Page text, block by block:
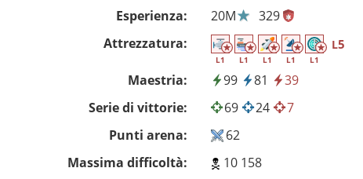
Esperienza:
20M
329
Attrezzatura:
L1 L1 L1 L1 L1
L5
Maestria: 99 81
39
Serie di vittorie:
69 24
7
Punti arena:
62
Massima difficoltà:
10 158